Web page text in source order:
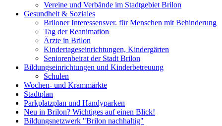
Vereine und Verbände im Stadtgebiet Brilon
Gesundheit & Soziales
Briloner Interessensver. für Menschen mit Behinderung
Tag der Reanimation
Ärzte in Brilon
Kindertageseinrichtungen, Kindergärten
Seniorenbeirat der Stadt Brilon
Bildungseinrichtungen und Kinderbetreuung
Schulen
Wochen- und Krammärkte
Stadtplan
Parkplatzplan und Handyparken
Neu in Brilon? Wichtiges auf einen Blick!
Bildungsnetzwerk "Brilon nachhaltig"